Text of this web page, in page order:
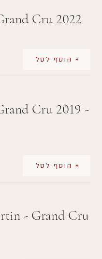
Cru 2022
+ הוסף לסל
Cru 2019 -
+ הוסף לסל
- Grand Cru